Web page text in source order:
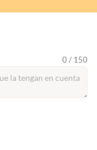
0 / 150